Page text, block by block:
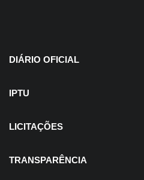
Processo Seletivo
DIÁRIO OFICIAL
IPTU
LICITAÇÕES
TRANSPARÊNCIA